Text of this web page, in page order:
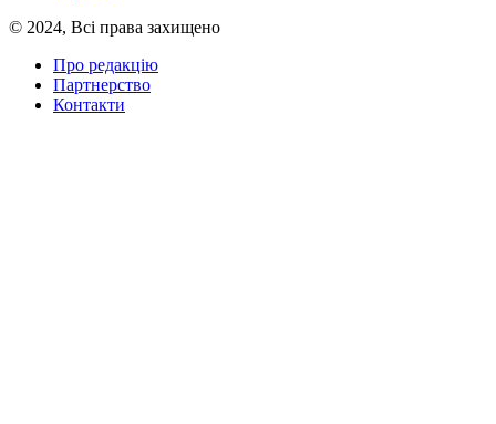
© 2024, Всі права захищено
Про редакцію
Партнерство
Контакти